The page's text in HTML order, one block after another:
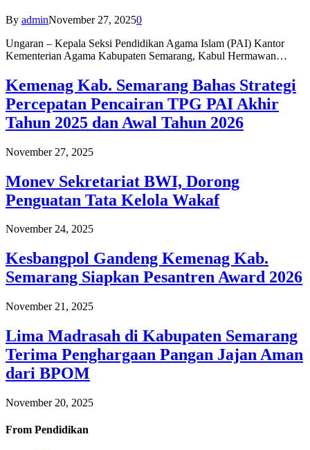
By adminNovember 27, 20250
Ungaran – Kepala Seksi Pendidikan Agama Islam (PAI) Kantor
Kementerian Agama Kabupaten Semarang, Kabul Hermawan…
Kemenag Kab. Semarang Bahas Strategi
Percepatan Pencairan TPG PAI Akhir
Tahun 2025 dan Awal Tahun 2026
November 27, 2025
Monev Sekretariat BWI, Dorong
Penguatan Tata Kelola Wakaf
November 24, 2025
Kesbangpol Gandeng Kemenag Kab.
Semarang Siapkan Pesantren Award 2026
November 21, 2025
Lima Madrasah di Kabupaten Semarang
Terima Penghargaan Pangan Jajan Aman
dari BPOM
November 20, 2025
From Pendidikan